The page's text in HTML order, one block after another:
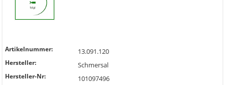
Artikelnummer: 13.091.120
Hersteller: Schmersal
Hersteller-Nr: 101097496